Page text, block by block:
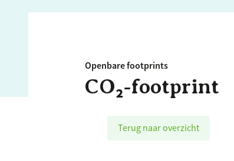
Openbare footprints
CO₂‑footprint
Terug naar overzicht